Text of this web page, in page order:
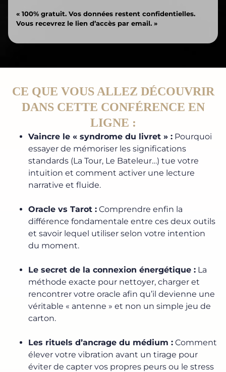
« 100% gratuit. Vos données restent confidentielles.
Vous recevrez le lien d’accès par email. »
CE QUE VOUS ALLEZ DÉCOUVRIR
DANS CETTE CONFÉRENCE EN
LIGNE :
Vaincre le « syndrome du livret » : Pourquoi
essayer de mémoriser les significations
standards (La Tour, Le Bateleur…) tue votre
intuition et comment activer une lecture
narrative et fluide.
Oracle vs Tarot : Comprendre enfin la
différence fondamentale entre ces deux outils
et savoir lequel utiliser selon votre intention
du moment.
Le secret de la connexion énergétique : La
méthode exacte pour nettoyer, charger et
rencontrer votre oracle afin qu’il devienne une
véritable « antenne » et non un simple jeu de
carton.
Les rituels d’ancrage du médium : Comment
élever votre vibration avant un tirage pour
éviter de capter vos propres peurs ou le stress